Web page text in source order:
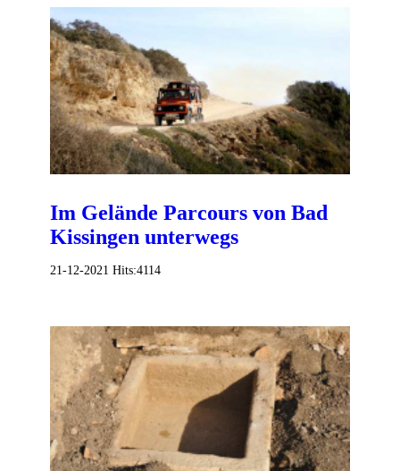
Im Gelände Parcours von Bad
Kissingen unterwegs
21-12-2021 Hits:4114